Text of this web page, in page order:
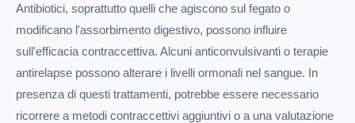
Antibiotici, soprattutto quelli che agiscono sul fegato o
modificano l'assorbimento digestivo, possono influire
sull'efficacia contraccettiva. Alcuni anticonvulsivanti o terapie
antirelapse possono alterare i livelli ormonali nel sangue. In
presenza di questi trattamenti, potrebbe essere necessario
ricorrere a metodi contraccettivi aggiuntivi o a una valutazione